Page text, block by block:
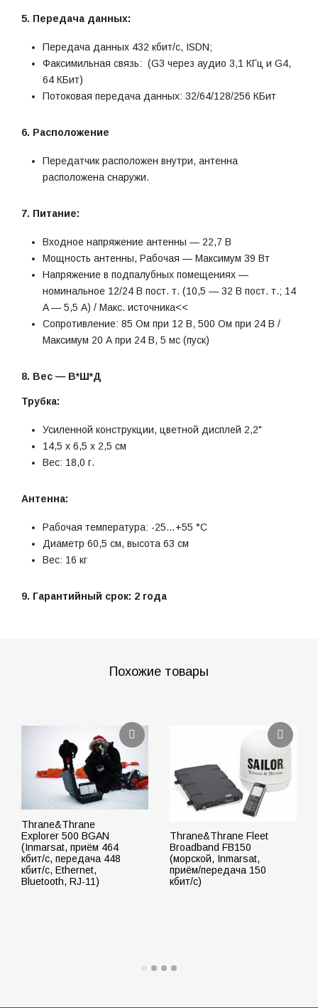
5. Передача данных:
Передача данных 432 кбит/с, ISDN;
Факсимильная связь: (G3 через аудио 3,1 КГц и G4,
64 КБит)
Потоковая передача данных: 32/64/128/256 КБит
6. Расположение
Передатчик расположен внутри, антенна
расположена снаружи.
7. Питание:
Входное напряжение антенны — 22,7 В
Мощность антенны, Рабочая — Максимум 39 Вт
Напряжение в подпалубных помещениях —
номинальное 12/24 В пост. т. (10,5 — 32 В пост. т.; 14
A — 5,5 А) / Макс. источника<<
Сопротивление: 85 Ом при 12 В, 500 Ом при 24 В /
Максимум 20 А при 24 В, 5 мс (пуск)
8. Вес — В*Ш*Д
Трубка:
Усиленной конструкции, цветной дисплей 2,2"
14,5 x 6,5 x 2,5 см
Вес: 18,0 г.
Антенна:
Рабочая температура: -25…+55 °C
Диаметр 60,5 см, высота 63 см
Вес: 16 кг
9. Гарантийный срок: 2 года
Похожие товары
Thrane&Thrane
Explorer 500 BGAN
(Inmarsat, приём 464
кбит/с, передача 448
кбит/с, Ethernet,
Bluetooth, RJ-11)
Thrane&Thrane Fleet
Broadband FB150
(морской, Inmarsat,
приём/передача 150
кбит/с)